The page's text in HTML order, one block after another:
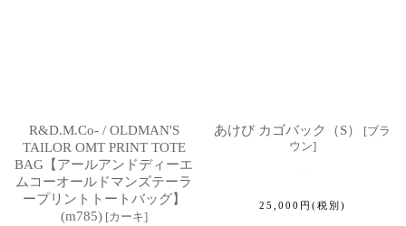
R&D.M.Co- / OLDMAN'S
TAILOR OMT PRINT TOTE
BAG【アールアンドディーエ
ムコーオールドマンズテーラ
ープリントトートバッグ】
(m785) [カーキ]
あけび カゴバック（S） [ブラ
ウン]
25,000 円 (税別)